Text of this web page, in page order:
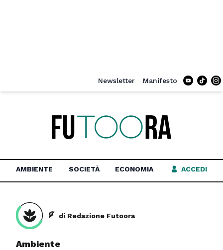
Newsletter Manifesto
Tiktok
AMBIENTE SOCIETÀ ECONOMIA ACCEDI
Ambiente
di Redazione Futoora